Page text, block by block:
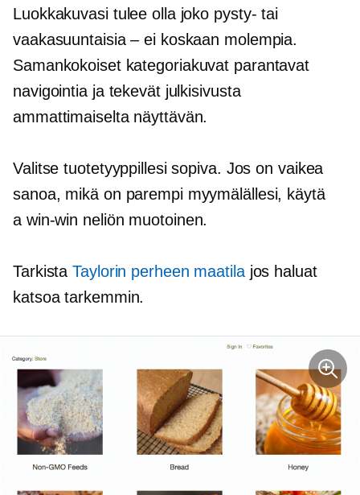
Luokkakuvasi tulee olla joko pysty- tai
vaakasuuntaisia ​​– ei koskaan molempia.
Samankokoiset kategoriakuvat parantavat
navigointia ja tekevät julkisivusta
ammattimaiselta näyttävän.
Valitse tuotetyyppillesi sopiva. Jos on vaikea
sanoa, mikä on parempi myymälällesi, käytä
a win-win neliön muotoinen.
TarkistaTaylorin perheen maatilajos haluat
katsoa tarkemmin.